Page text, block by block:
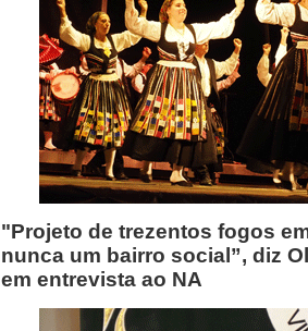
"Projeto de trezentos fogos
nunca um bairro social”, diz
em entrevista ao NA